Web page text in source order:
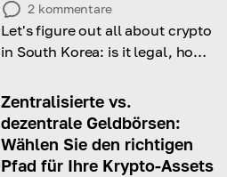
2 kommentare
Let's figure out all about crypto
in South Korea: is it legal, how
have to pay any taxes on it.
Zentralisierte vs.
dezentrale Geldbörsen:
Wählen Sie den richtigen
Pfad für Ihre Krypto-Assets